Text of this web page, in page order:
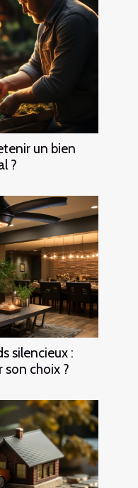
un bien
?
silencieux :
choix ?